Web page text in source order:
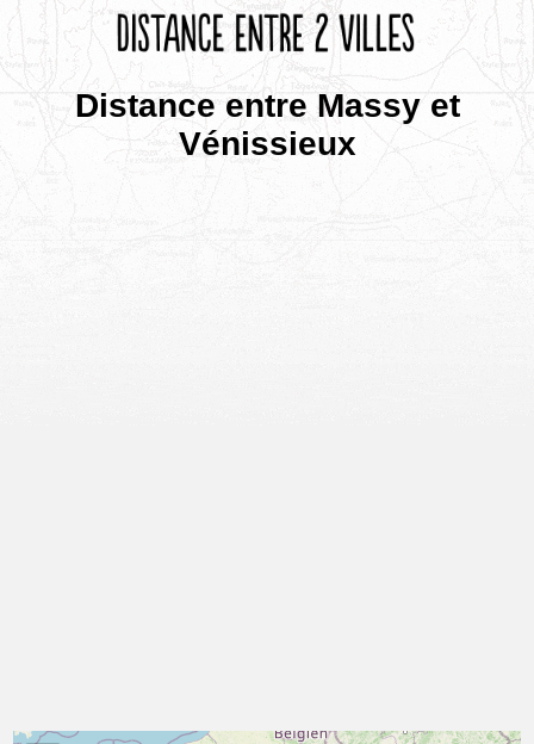
Distance entre Massy et
Vénissieux